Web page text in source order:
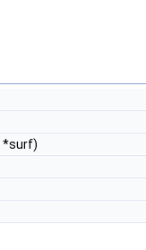
*surf)